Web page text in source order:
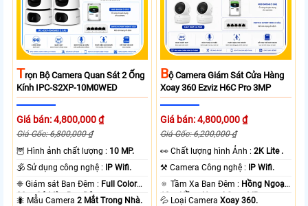
TRọn Bộ Camera Quan Sát 2 Ống
Kính IPC-S2XP-10M0WED
Giá bán: 4,800,000 ₫
Giá Gốc: 6,800,000 ₫
🦉 Hình ảnh chất lượng : 10 MP.
🕉️ Sử dụng công nghệ : IP Wifi.
❈ Giám sát Ban Đêm : Full Color
20m Có Màu Ban Ðêm.
🐜 Mẫu Camera2 Mắt Trong Nhà.
BỘ Camera Giám Sát Cửa Hàng
Xoay 360 Ezviz H6C Pro 3MP
Giá bán: 4,800,000 ₫
Giá Gốc: 6,200,000 ₫
️👀 Chất lượng hình Ảnh :2K Lite .
⚒ Camera Công nghệ : IP Wifi.
🔅 Tầm Xa Ban Đêm : Hồng Ngoại
10m Hồng Ngoại Smart IR.
💦 Loại CameraXoay 360.